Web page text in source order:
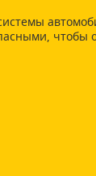
чтобы